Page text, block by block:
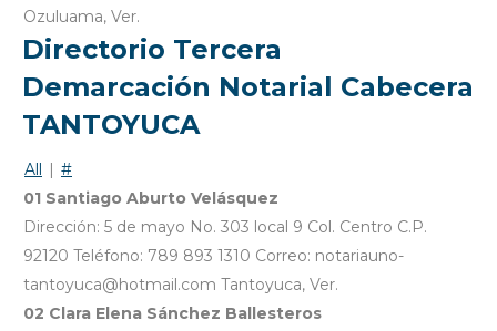
Ozuluama, Ver.
Directorio Tercera
Demarcación Notarial Cabecera
TANTOYUCA
All | #
01 Santiago Aburto Velásquez
Dirección: 5 de mayo No. 303 local 9 Col. Centro C.P.
92120 Teléfono: 789 893 1310 Correo: notariauno-
tantoyuca@hotmail.com Tantoyuca, Ver.
02 Clara Elena Sánchez Ballesteros